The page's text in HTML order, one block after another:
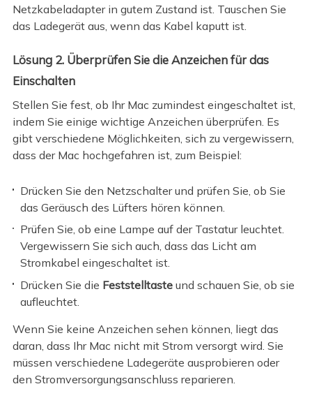
Netzkabeladapter in gutem Zustand ist. Tauschen Sie
das Ladegerät aus, wenn das Kabel kaputt ist.
Lösung 2. Überprüfen Sie die Anzeichen für das
Einschalten
Stellen Sie fest, ob Ihr Mac zumindest eingeschaltet ist,
indem Sie einige wichtige Anzeichen überprüfen. Es
gibt verschiedene Möglichkeiten, sich zu vergewissern,
dass der Mac hochgefahren ist, zum Beispiel:
Drücken Sie den Netzschalter und prüfen Sie, ob Sie
das Geräusch des Lüfters hören können.
Prüfen Sie, ob eine Lampe auf der Tastatur leuchtet.
Vergewissern Sie sich auch, dass das Licht am
Stromkabel eingeschaltet ist.
Drücken Sie die Feststelltasteund schauen Sie, ob sie
aufleuchtet.
Wenn Sie keine Anzeichen sehen können, liegt das
daran, dass Ihr Mac nicht mit Strom versorgt wird. Sie
müssen verschiedene Ladegeräte ausprobieren oder
den Stromversorgungsanschluss reparieren.